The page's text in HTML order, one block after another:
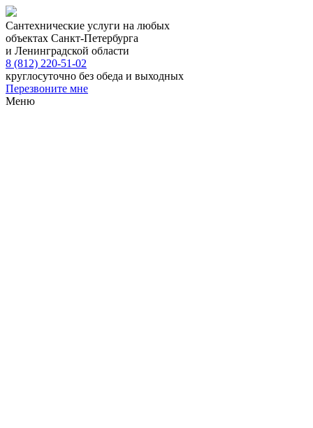
Сантехнические услуги на любых
объектах Санкт-Петербурга
и Ленинградской области
8 (812) 220-51-02
круглосуточно без обеда и выходных
Перезвоните мне
Меню